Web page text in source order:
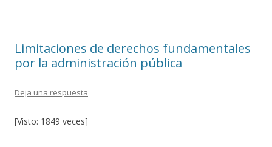
Limitaciones de derechos fundamentales
por la administración pública
Deja una respuesta
[Visto: 1849 veces]